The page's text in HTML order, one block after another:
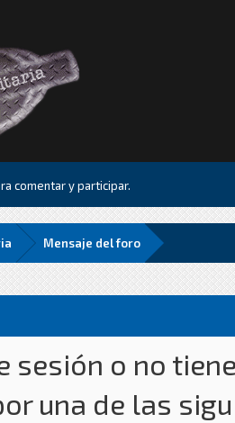
comentar y participar.
Mensaje del foro
sesión o no
una de las